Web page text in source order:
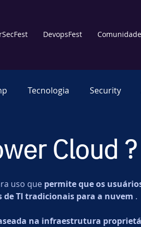
DevopsFest Comunidade
Tecnologia Security
Cloud ?
uso que permite que os
TI tradicionais para a nuvem .
na infraestrutura